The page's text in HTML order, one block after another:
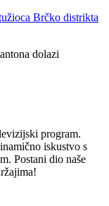
Brčko distrikta
dolazi
program.
iskustvo s
Postani dio naše